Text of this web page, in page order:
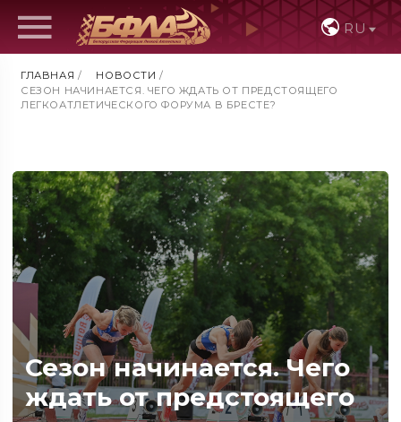
RU
ГЛАВНАЯ / НОВОСТИ /
СЕЗОН НАЧИНАЕТСЯ. ЧЕГО ЖДАТЬ ОТ ПРЕДСТОЯЩЕГО
ЛЕГКОАТЛЕТИЧЕСКОГО ФОРУМА В БРЕСТЕ?
Сезон начинается. Чего
ждать от предстоящего